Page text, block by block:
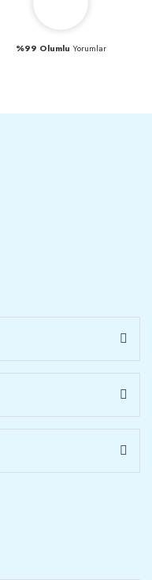
%99 Olumlu Yorumlar